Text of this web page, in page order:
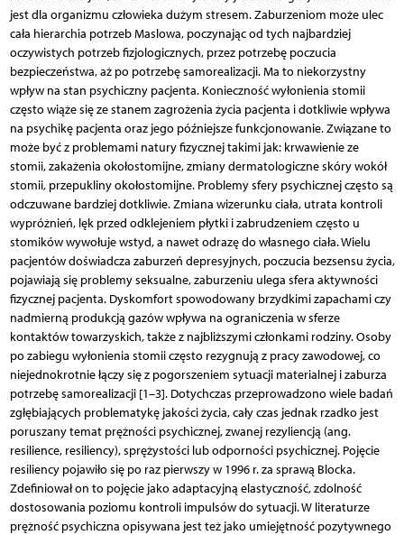
jest dla organizmu człowieka dużym stresem. Zaburzeniom może ulec
cała hierarchia potrzeb Maslowa, poczynając od tych najbardziej
oczywistych potrzeb fizjologicznych, przez potrzebę poczucia
bezpieczeństwa, aż po potrzebę samorealizacji. Ma to niekorzystny
wpływ na stan psychiczny pacjenta. Konieczność wyłonienia stomii
często wiąże się ze stanem zagrożenia życia pacjenta i dotkliwie wpływa
na psychikę pacjenta oraz jego późniejsze funkcjonowanie. Związane to
może być z problemami natury fizycznej takimi jak: krwawienie ze
stomii, zakażenia okołostomijne, zmiany dermatologiczne skóry wokół
stomii, przepukliny okołostomijne. Problemy sfery psychicznej często są
odczuwane bardziej dotkliwie. Zmiana wizerunku ciała, utrata kontroli
wypróżnień, lęk przed odklejeniem płytki i zabrudzeniem często u
stomików wywołuje wstyd, a nawet odrazę do własnego ciała. Wielu
pacjentów doświadcza zaburzeń depresyjnych, poczucia bezsensu życia,
pojawiają się problemy seksualne, zaburzeniu ulega sfera aktywności
fizycznej pacjenta. Dyskomfort spowodowany brzydkimi zapachami czy
nadmierną produkcją gazów wpływa na ograniczenia w sferze
kontaktów towarzyskich, także z najbliższymi członkami rodziny. Osoby
po zabiegu wyłonienia stomii często rezygnują z pracy zawodowej, co
niejednokrotnie łączy się z pogorszeniem sytuacji materialnej i zaburza
potrzebę samorealizacji [1–3]. Dotychczas przeprowadzono wiele badań
zgłębiających problematykę jakości życia, cały czas jednak rzadko jest
poruszany temat prężności psychicznej, zwanej rezyliencją (ang.
resilience, resiliency), sprężystości lub odporności psychicznej. Pojęcie
resiliency pojawiło się po raz pierwszy w 1996 r. za sprawą Blocka.
Zdefiniował on to pojęcie jako adaptacyjną elastyczność, zdolność
dostosowania poziomu kontroli impulsów do sytuacji. W literaturze
prężność psychiczna opisywana jest też jako umiejętność pozytywnego